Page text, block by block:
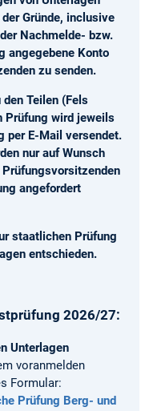
Gründe, inclusive
Nachmelde- bzw.
angegebene Konto
zu senden.
Teilen (Fels
Prüfung wird jeweils
per E-Mail versendet.
nur auf Wunsch
angefordert
staatlichen Prüfung
entschieden.
2026/27:
Unterlagen
voranmelden
Formular:
Prüfung Berg- und